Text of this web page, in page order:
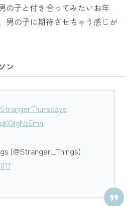
の子と付き合ってみたいお年
男の子に期待させちゃう感じが
ン
(@Stranger_Things)